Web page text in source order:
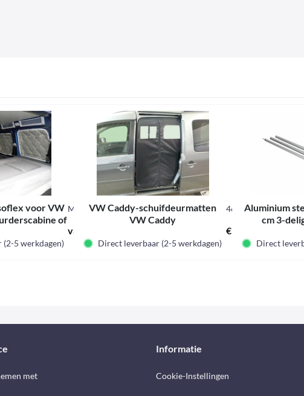
voor VW
of
M37226
vanaf € 64,95 *
5 werkdagen)
VW Caddy-schuifdeurmatten
VW Caddy
46283
€ 179,00 *
Direct leverbaar (2-5 werkdagen)
Aluminium
cm 3-
Direct
met
Informatie
Cookie-Instellingen